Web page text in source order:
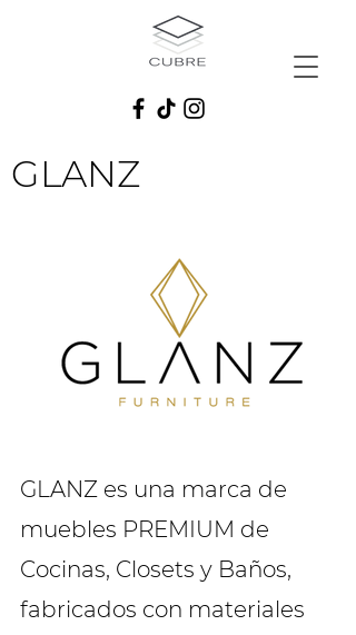
GLANZ
GLANZ es una marca de
muebles PREMIUM de
Cocinas, Closets y Baños,
fabricados con materiales